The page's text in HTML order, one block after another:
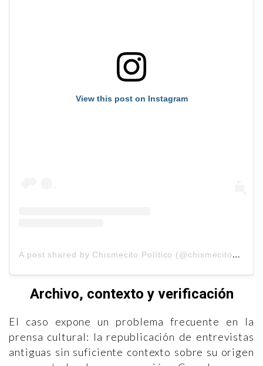
View this post on Instagram
A
post shared by Chismecito Político (@chismecitopolitico)
Archivo, contexto y verificación
El caso expone un problema frecuente en la
prensa cultural: la republicación de entrevistas
antiguas sin suficiente contexto sobre su origen